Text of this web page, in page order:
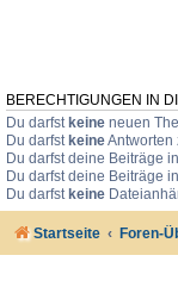
BERECHTIGUNGEN IN
Du darfst keine neuen
Du darfst keineAntworten
Du darfst deine Beiträge
Du darfst deine Beiträge
Du darfst keine
Startseite Foren-